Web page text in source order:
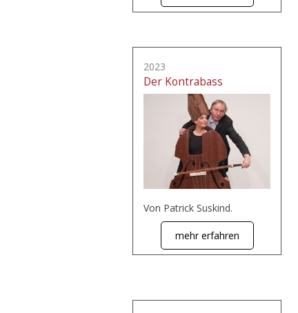
2023
Der Kontrabass
Von Patrick Suskind.
mehr erfahren